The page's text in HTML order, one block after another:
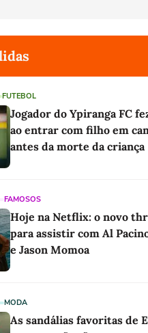
FUTEBOL
Jogador do Ypiranga FC
ao entrar com filho em
antes da morte da criança
FAMOSOS
Hoje na Netflix: o novo
para assistir com Al
e Jason Momoa
MODA
As sandálias favoritas de